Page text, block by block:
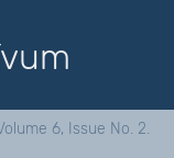
6, Issue No. 2.